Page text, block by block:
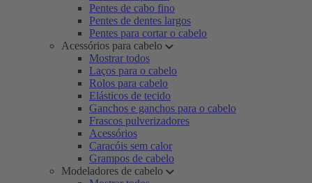
Pentes de cabo fino
Pentes de dentes largos
Pentes para cortar o cabelo
Acessórios para cabelo
Mostrar todos
Laços para o cabelo
Rolos para cabelo
Elásticos de tecido
Ganchos e ganchos para o cabelo
Frascos pulverizadores
Acessórios
Caracóis sem calor
Grampos de cabelo
Modeladores de cabelo